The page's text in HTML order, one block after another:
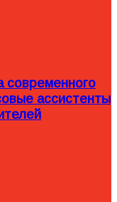
современного
ассистенты